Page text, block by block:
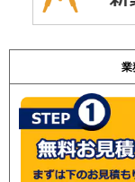
業